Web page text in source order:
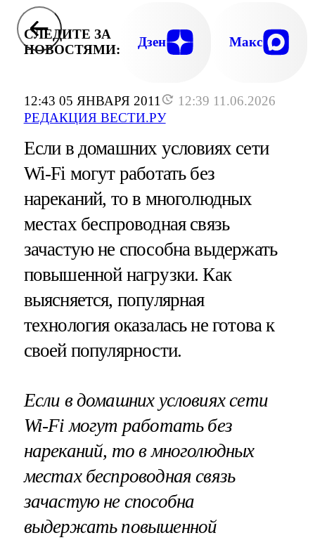
12:43 05 ЯНВАРЯ 2011
12:39 11.06.2026
РЕДАКЦИЯ ВЕСТИ.РУ
СЛЕДИТЕ ЗА
НОВОСТЯМИ:
Дзен Макс
Если в домашних условиях сети
Wi-Fi могут работать без
нареканий, то в многолюдных
местах беспроводная связь
зачастую не способна выдержать
повышенной нагрузки. Как
выясняется, популярная
технология оказалась не готова к
своей популярности.
Если в домашних условиях сети
Wi-Fi могут работать без
нареканий, то в многолюдных
местах беспроводная связь
зачастую не способна
выдержать повышенной